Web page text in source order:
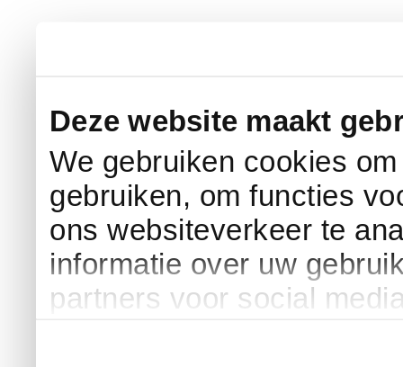
Deze website maakt
We gebruiken cookies
gebruiken, om functies
ons websiteverkeer te
informatie over uw
partners voor social